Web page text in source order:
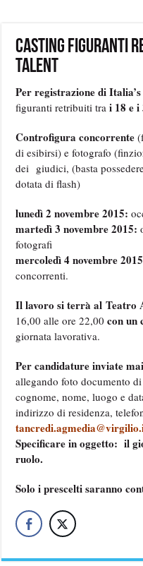
Casting figuranti
Talent
Per registrazione di
figuranti retribuiti trai 18 e i
Controfigura concorrente
di esibirsi) e fotografo
dei giudici, (basta
dotata di flash)
lunedì 2 novembre 2015:
martedì 3 novembre 2015:
fotografi
mercoledì 4 novembre
concorrenti.
Il lavoro si terrà al Teatro
16,00 alle ore 22,00con un
giornata lavorativa.
Per candidature inviate
allegando foto documento
cognome, nome, luogo e
indirizzo di residenza,
Specificare in oggetto: il
ruolo.
Solo i prescelti saranno